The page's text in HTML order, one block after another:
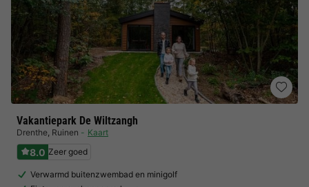
Vakantiepark De Wiltzangh
Drenthe, Ruinen Kaart
8.0 Zeer goed
Verwarmd buitenzwembad en minigolf